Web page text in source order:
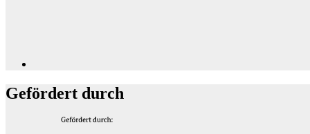
Gefördert durch